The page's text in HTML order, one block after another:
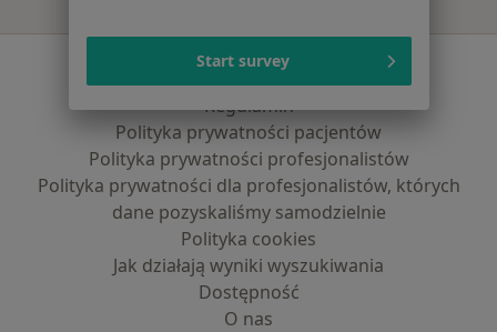
Serwis
Regulamin
Polityka prywatności pacjentów
Polityka prywatności profesjonalistów
Polityka prywatności dla profesjonalistów, których
dane pozyskaliśmy samodzielnie
Polityka cookies
Jak działają wyniki wyszukiwania
Dostępność
O nas
Start survey